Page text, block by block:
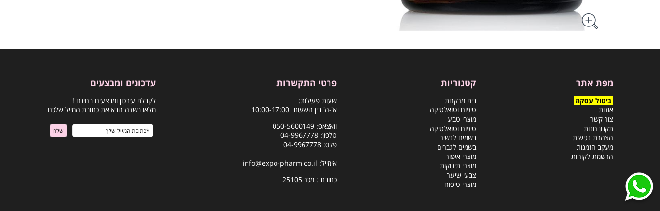
מפת אתר
ביטול עסקה
אודות
צור קשר
תקנון חנות
הצהרת נגישות
מעקב הזמנות
הרשמת לקוחות
קטגוריות
בית מרקחת
טיפוח וטואלטיקה
מוצרי טבע
טיפוח וטואלטיקה
בשמים לנשים
בשמים לגברים
מוצרי איפור
מוצרי תינוקות
צבעי שיער
מוצרי טיפוח
פרטי התקשרות
שעות פעילות:
א'-ה' בין השעות 10:00-17:00
וואצאפ: 050-5600149
טלפון: 04-9967778
פקס: 04-9967778
אימייל: info@expo-pharm.co.il
כתובת : מכר 25105
עדכונים ומבצעים
לקבלת עידכון ומבצעים בחינם !
מלאו בשדה הבא את כתובת המייל שלכם